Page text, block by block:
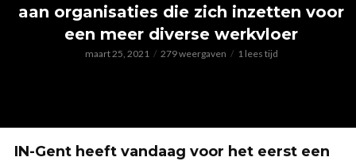
aan organisaties die zich inzetten voor
een meer diverse werkvloer
maart 25, 2021 279 weergaven 1 lees tijd
IN-Gent heeft vandaag voor het eerst een